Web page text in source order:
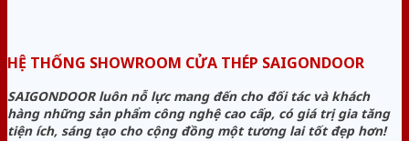
HỆ THỐNG SHOWROOM CỬA THÉP SAIGONDOOR
SAIGONDOOR luôn nỗ lực mang đến cho đối tác và khách
hàng những sản phẩm công nghệ cao cấp, có giá trị gia tăng
tiện ích, sáng tạo cho cộng đồng một tương lai tốt đẹp hơn!